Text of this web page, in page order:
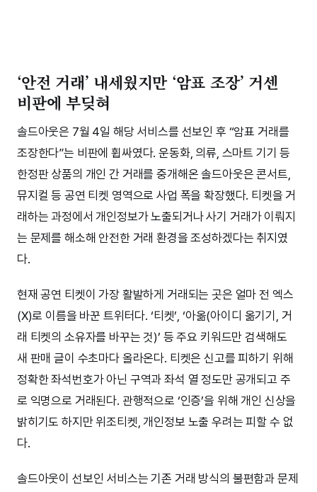
‘안전 거래’ 내세웠지만 ‘암표 조장’ 거센
비판에 부딪혀
솔드아웃은 7월 4일 해당 서비스를 선보인 후 “암표 거래를
조장한다”는 비판에 휩싸였다. 운동화, 의류, 스마트 기기 등
한정판 상품의 개인 간 거래를 중개해온 솔드아웃은 콘서트,
뮤지컬 등 공연 티켓 영역으로 사업 폭을 확장했다. 티켓을 거
래하는 과정에서 개인정보가 노출되거나 사기 거래가 이뤄지
는 문제를 해소해 안전한 거래 환경을 조성하겠다는 취지였
다.
현재 공연 티켓이 가장 활발하게 거래되는 곳은 얼마 전 엑스
(X)로 이름을 바꾼 트위터다. ‘티켓’, ‘아옮(아이디 옮기기, 거
래 티켓의 소유자를 바꾸는 것)’ 등 주요 키워드만 검색해도
새 판매 글이 수초마다 올라온다. 티켓은 신고를 피하기 위해
정확한 좌석번호가 아닌 구역과 좌석 열 정도만 공개되고 주
로 익명으로 거래된다. 관행적으로 ‘인증’을 위해 개인 신상을
밝히기도 하지만 위조티켓, 개인정보 노출 우려는 피할 수 없
다.
솔드아웃이 선보인 서비스는 기존 거래 방식의 불편함과 문제